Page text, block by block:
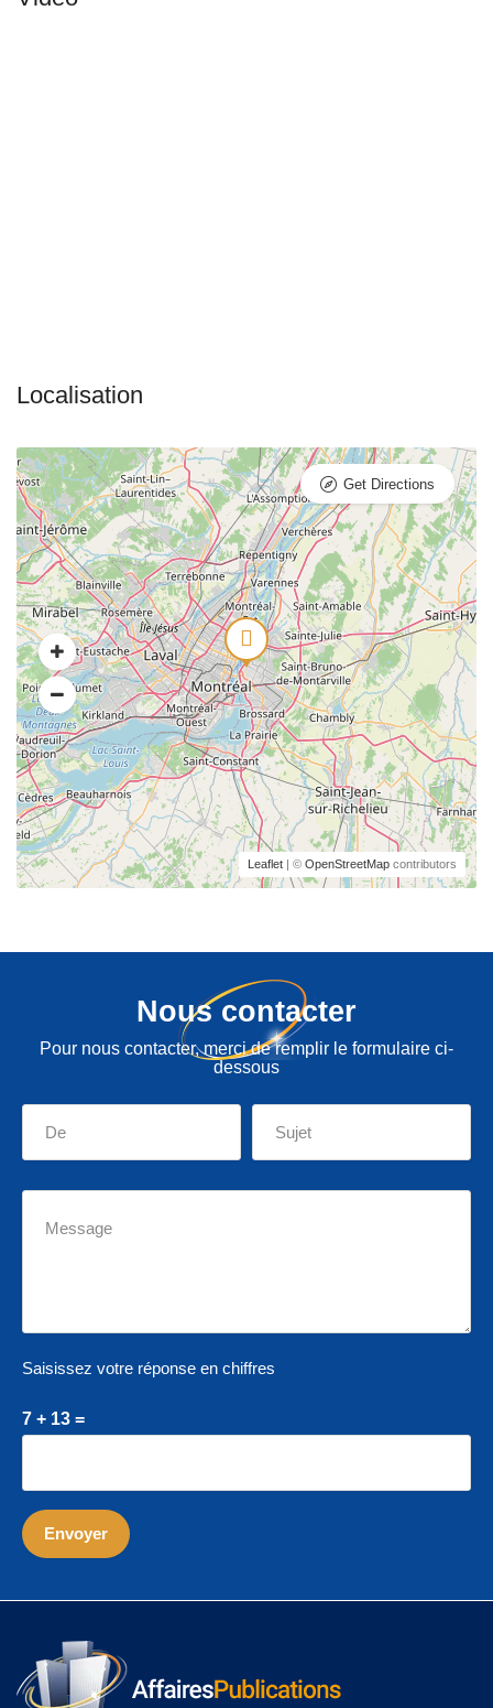
Leaflet | © OpenStreetMap contributors
Get Directions
Nous contacter
Pour nous contacter, merci de remplir le formulaire ci-
dessous
Saisissez votre réponse en chiffres
7 + 13 =